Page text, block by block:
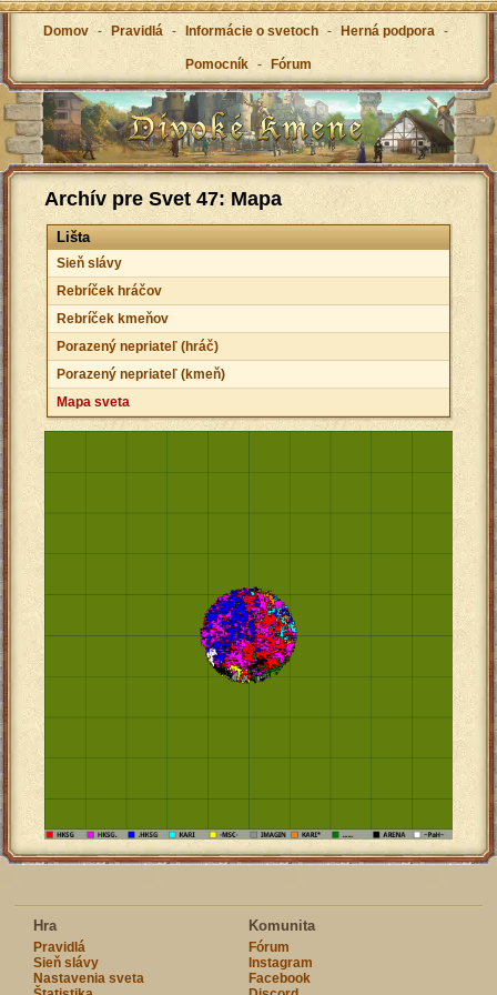
Domov - Pravidlá - Informácie o svetoch - Herná podpora -
Pomocník - Fórum
Archív pre Svet 47: Mapa
Lišta
Sieň slávy
Rebríček hráčov
Rebríček kmeňov
Porazený nepriateľ (hráč)
Porazený nepriateľ (kmeň)
Mapa sveta
Hra
Pravidlá
Sieň slávy
Nastavenia sveta
Komunita
Fórum
Instagram
Facebook